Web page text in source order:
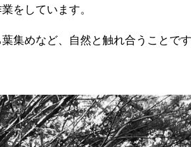
をしています。
集めなど、自然と触れ合うことで